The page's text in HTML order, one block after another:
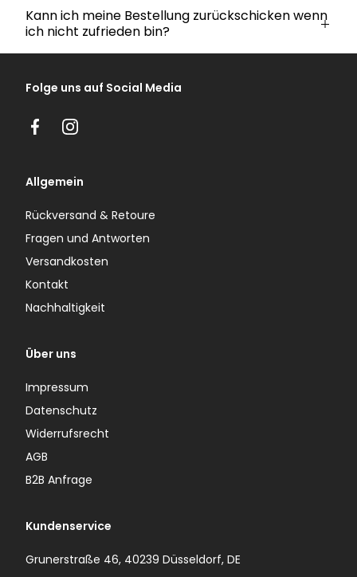
Kann ich meine Bestellung zurückschicken wenn
ich nicht zufrieden bin?
Folge uns auf Social Media
FacebookInstagram
Allgemein
Rückversand & Retoure
Fragen und Antworten
Versandkosten
Kontakt
Nachhaltigkeit
Über uns
Impressum
Datenschutz
Widerrufsrecht
AGB
B2B Anfrage
Kundenservice
Grunerstraße 46, 40239 Düsseldorf, DE